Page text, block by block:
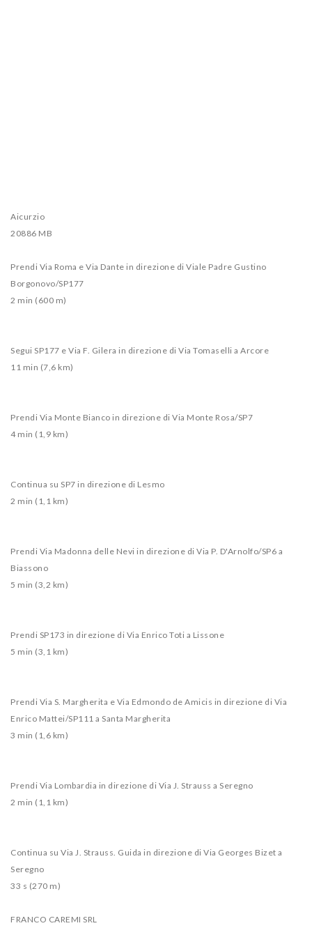
Aicurzio
20886 MB
Prendi Via Roma e Via Dante in direzione di Viale Padre Gustino
Borgonovo/SP177
2 min (600 m)
Segui SP177 e Via F. Gilera in direzione di Via Tomaselli a Arcore
11 min (7,6 km)
Prendi Via Monte Bianco in direzione di Via Monte Rosa/SP7
4 min (1,9 km)
Continua su SP7 in direzione di Lesmo
2 min (1,1 km)
Prendi Via Madonna delle Nevi in direzione di Via P. D'Arnolfo/SP6 a
Biassono
5 min (3,2 km)
Prendi SP173 in direzione di Via Enrico Toti a Lissone
5 min (3,1 km)
Prendi Via S. Margherita e Via Edmondo de Amicis in direzione di Via
Enrico Mattei/SP111 a Santa Margherita
3 min (1,6 km)
Prendi Via Lombardia in direzione di Via J. Strauss a Seregno
2 min (1,1 km)
Continua su Via J. Strauss. Guida in direzione di Via Georges Bizet a
Seregno
33 s (270 m)
FRANCO CAREMI SRL